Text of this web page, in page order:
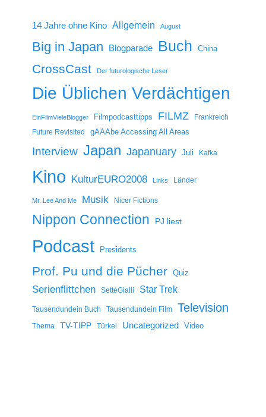
14 Jahre ohne Kino Allgemein August
Big in Japan Blogparade Buch China
CrossCast Der futurologische Leser
Die Üblichen Verdächtigen
EinFilmVieleBlogger Filmpodcasttipps FILMZ
Frankreich
Future Revisited
gAAAbe Accessing All Areas
Interview Japan Japanuary Juli Kafka
Kino KulturEURO2008 Links Länder
Mr. Lee And Me Musik Nicer Fictions
Nippon Connection PJ liest
Podcast Presidents
Prof. Pu und die Pücher Quiz
Serienflittchen SetteGialli Star Trek
Tausendundein Buch Tausendundein Film Television
Thema TV-TIPP Türkei Uncategorized Video